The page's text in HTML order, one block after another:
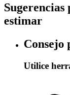
Sugerencias
estimar
Consejo
Utilice